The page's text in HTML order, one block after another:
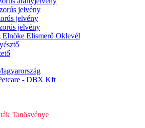
jelvény
jelvény
jelvény
Elnöke Elismerő Oklevél
- DBX Kft
Tanösvénye